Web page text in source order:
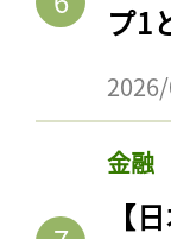
プ1
金融
【